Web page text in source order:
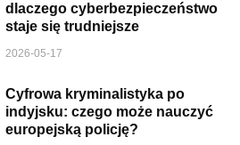
dlaczego cyberbezpieczeństwo
staje się trudniejsze
2026-05-17
Cyfrowa kryminalistyka po
indyjsku: czego może nauczyć
europejską policję?